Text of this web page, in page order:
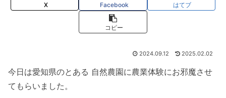
X Facebook はてブ
コピー
2024.09.12 2025.02.02
今日は愛知県のとある 自然農園に農業体験にお邪魔させ
てもらいました。